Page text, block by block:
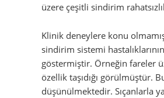
üzere çeşitli sindirim
Klinik deneylere konu
sindirim sistemi
göstermiştir. Örneğin fareler
özellik taşıdığı görülmüştür.
düşünülmektedir. Sıçanlarla